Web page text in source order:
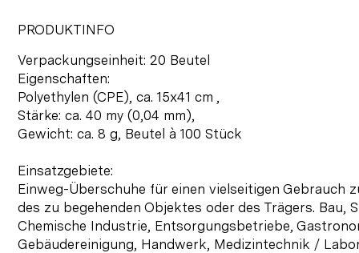
PRODUKTINFO
Verpackungseinheit: 20 Beutel
Eigenschaften:
Polyethylen (CPE), ca. 15x41 cm ,
Stärke: ca. 40 my (0,04 mm),
Gewicht: ca. 8 g, Beutel à 100 Stück
Einsatzgebiete:
Einweg-Überschuhe für einen vielseitigen Gebrauch
des zu begehenden Objektes oder des Trägers. Bau,
Chemische Industrie, Entsorgungsbetriebe,
Gebäudereinigung, Handwerk, Medizintechnik /